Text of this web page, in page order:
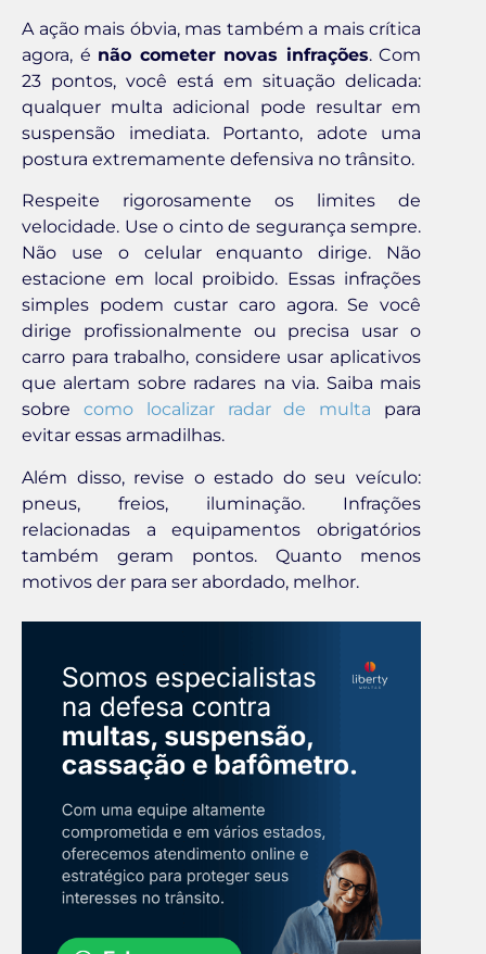
A ação mais óbvia, mas também a mais crítica
agora, é não cometer novas infrações. Com
23 pontos, você está em situação delicada:
qualquer multa adicional pode resultar em
suspensão imediata. Portanto, adote uma
postura extremamente defensiva no trânsito.
Respeite rigorosamente os limites de
velocidade. Use o cinto de segurança sempre.
Não use o celular enquanto dirige. Não
estacione em local proibido. Essas infrações
simples podem custar caro agora. Se você
dirige profissionalmente ou precisa usar o
carro para trabalho, considere usar aplicativos
que alertam sobre radares na via. Saiba mais
sobre como localizar radar de multa para
evitar essas armadilhas.
Além disso, revise o estado do seu veículo:
pneus, freios, iluminação. Infrações
relacionadas a equipamentos obrigatórios
também geram pontos. Quanto menos
motivos der para ser abordado, melhor.